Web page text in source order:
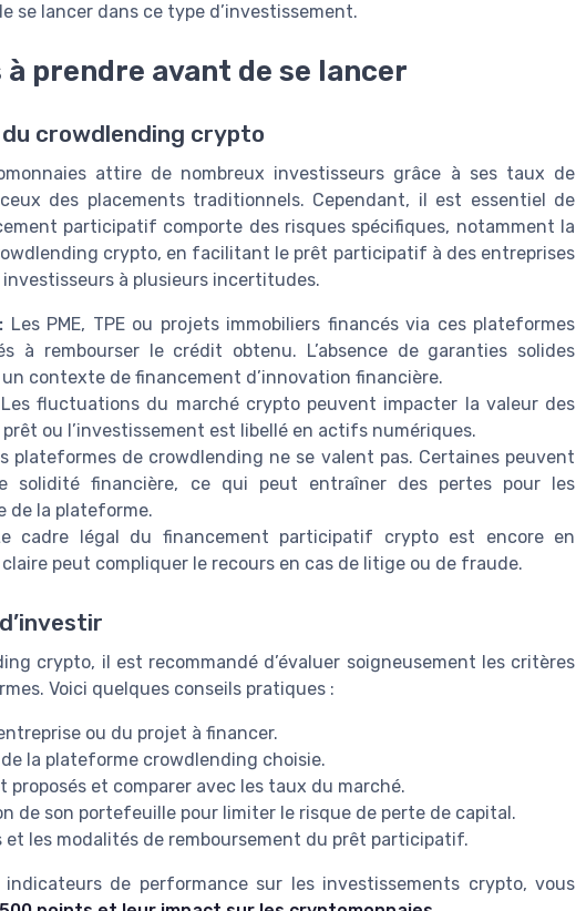
se lancer dans ce type d’investissement.
prendre avant de se lancer
crowdlending crypto
attire de nombreux investisseurs grâce à ses taux de
des placements traditionnels. Cependant, il est essentiel de
participatif comporte des risques spécifiques, notamment la
crypto, en facilitant le prêt participatif à des entreprises
à plusieurs incertitudes.
Les PME, TPE ou projets immobiliers financés via ces plateformes
à rembourser le crédit obtenu. L’absence de garanties solides
contexte de financement d’innovation financière.
fluctuations du marché crypto peuvent impacter la valeur des
ou l’investissement est libellé en actifs numériques.
plateformes de crowdlending ne se valent pas. Certaines peuvent
solidité financière, ce qui peut entraîner des pertes pour les
de la plateforme.
cadre légal du financement participatif crypto est encore en
peut compliquer le recours en cas de litige ou de fraude.
crypto, il est recommandé d’évaluer soigneusement les critères
Voici quelques conseils pratiques :
ou du projet à financer.
la plateforme crowdlending choisie.
proposés et comparer avec les taux du marché.
de son portefeuille pour limiter le risque de perte de capital.
les modalités de remboursement du prêt participatif.
indicateurs de performance sur les investissements crypto, vous